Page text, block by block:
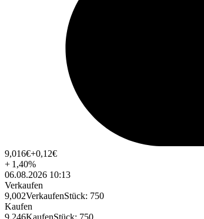
9,016€+0,12€
+ 1,40%
06.08.2026 10:13
Verkaufen
9,002VerkaufenStück: 750
Kaufen
9,246KaufenStück: 750